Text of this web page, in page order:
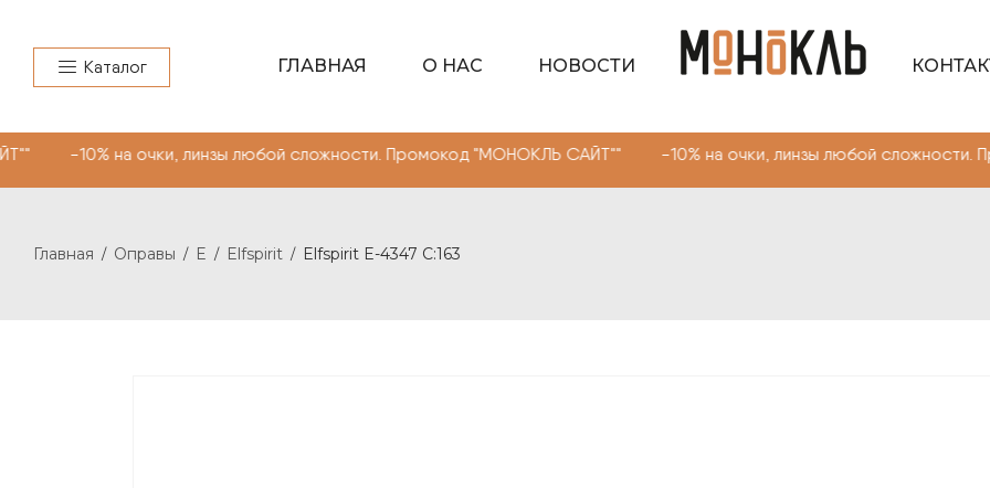
Каталог ГЛАВНАЯ О НАС НОВОСТИ
линзы любой сложности. Промокод "МОНОКЛЬ САЙТ"" -10% на очки, линзы любой сложности.
Главная / Оправы / E / Elfspirit / Elfspirit E-4347 C:163